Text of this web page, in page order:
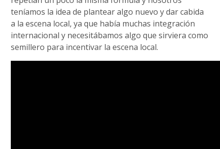
teníamos la idea de plantear algo nuevo y dar cabida
a la escena local, ya que había muchas integración
internacional y necesitábamos algo que sirviera como
semillero para incentivar la escena local.